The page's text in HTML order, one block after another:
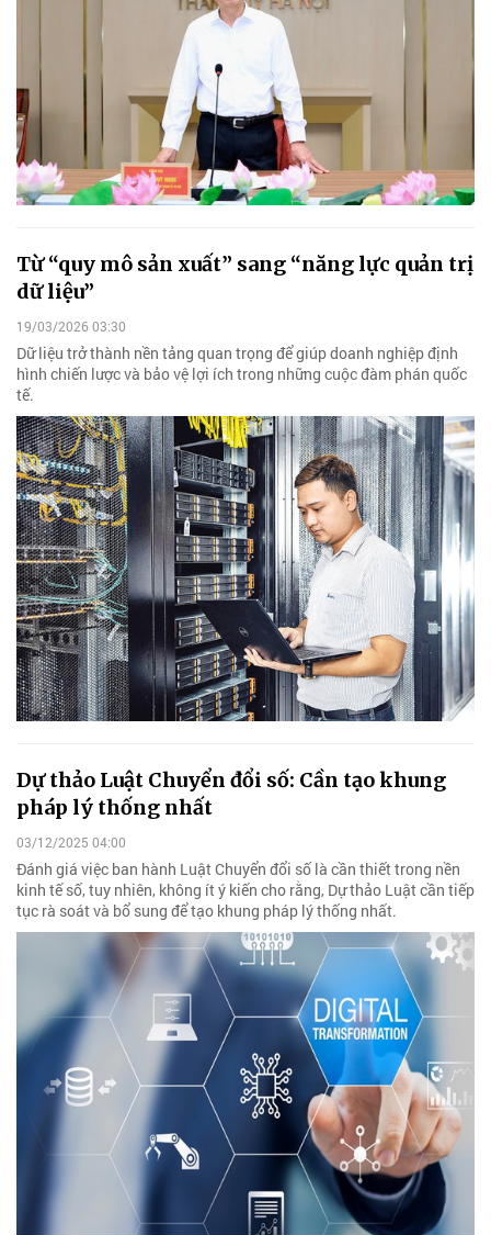
Từ “quy mô sản xuất” sang “năng lực quản trị
dữ liệu”
19/03/2026 03:30
Dữ liệu trở thành nền tảng quan trọng để giúp doanh nghiệp định
hình chiến lược và bảo vệ lợi ích trong những cuộc đàm phán quốc
tế.
Dự thảo Luật Chuyển đổi số: Cần tạo khung
pháp lý thống nhất
03/12/2025 04:00
Đánh giá việc ban hành Luật Chuyển đổi số là cần thiết trong nền
kinh tế số, tuy nhiên, không ít ý kiến cho rằng, Dự thảo Luật cần tiếp
tục rà soát và bổ sung để tạo khung pháp lý thống nhất.